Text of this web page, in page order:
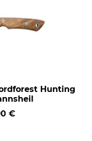
Hunting
€